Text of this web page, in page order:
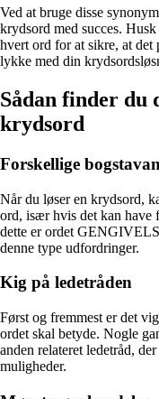
Ved at bruge disse
krydsord med succes.
hvert ord for at sikre, at
lykke med din
Sådan finder du
krydsord
Forskellige
Når du løser en krydsord,
ord, især hvis det kan have
dette er ordet
denne type udfordringer.
Kig på ledetråden
Først og fremmest er det
ordet skal betyde. Nogle
anden relateret ledetråd,
muligheder.